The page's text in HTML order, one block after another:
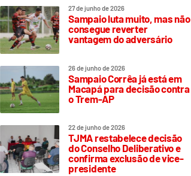
27 de junho de 2026
Sampaio luta muito, mas não
consegue reverter
vantagem do adversário
26 de junho de 2026
Sampaio Corrêa já está em
Macapá para decisão contra
o Trem-AP
22 de junho de 2026
TJMA restabelece decisão
do Conselho Deliberativo e
confirma exclusão de vice-
presidente